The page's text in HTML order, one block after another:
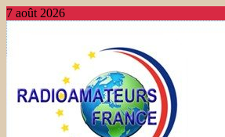
7 août 2026